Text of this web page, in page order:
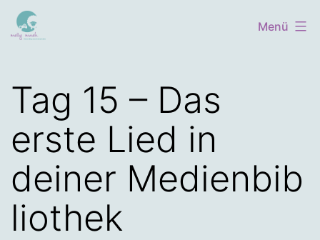
Zum
Inhalt
Menü
Tag 15 – Das
erste Lied in
deiner Medienbib
liothek